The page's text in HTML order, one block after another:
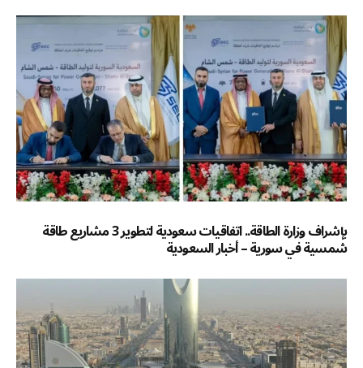
بإشراف وزارة الطاقة.. اتفاقيات سعودية لتطوير 3 مشاريع طاقة
شمسية في سورية – أخبار السعودية